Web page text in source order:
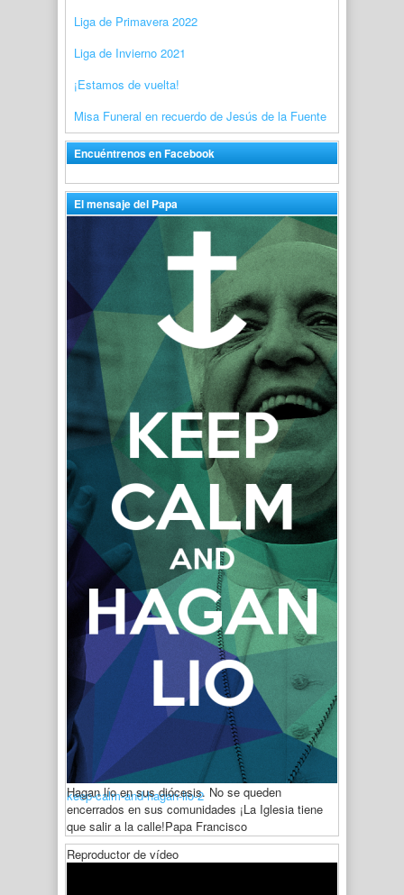
Liga de Primavera 2022
Liga de Invierno 2021
¡Estamos de vuelta!
Misa Funeral en recuerdo de Jesús de la Fuente
Encuéntrenos en Facebook
El mensaje del Papa
keep-calm-and-hagan-lio-2
Hagan lío en sus diócesis. No se queden
encerrados en sus comunidades ¡La Iglesia tiene
que salir a la calle!Papa Francisco
Reproductor de vídeo